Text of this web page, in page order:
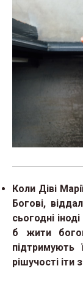
Коли Діві
Богові,
сьогодні
б жити
рішучості іти